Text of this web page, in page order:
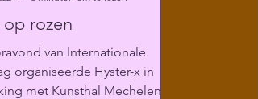
rozen
van Internationale
organiseerde Hyster-x in
met Kunsthal Mechelen